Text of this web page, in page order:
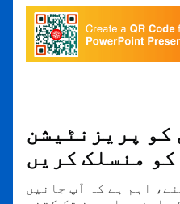
کو پریزنٹیشن
منسلک کریں
اہم ہے کہ آپ جانیں